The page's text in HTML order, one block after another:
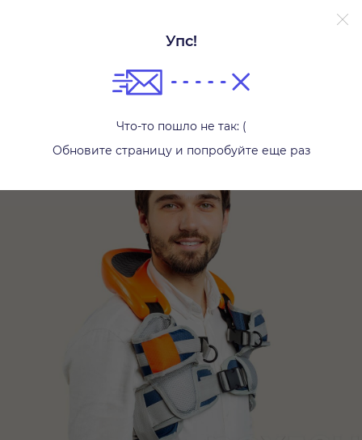
Упс!
Что-то пошло не так: (
Обновите страницу и попробуйте еще раз
Рюкзаки-переноски